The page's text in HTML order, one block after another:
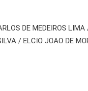
DE MEDEIROS LIMA
/ ELCIO JOAO DE